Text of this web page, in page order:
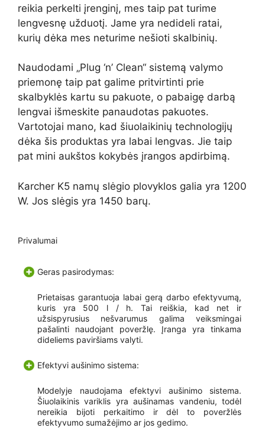
reikia perkelti įrenginį, mes taip pat turime
lengvesnę užduotį. Jame yra nedideli ratai,
kurių dėka mes neturime nešioti skalbinių.
Naudodami „Plug ‘n’ Clean“ sistemą valymo
priemonę taip pat galime pritvirtinti prie
skalbyklės kartu su pakuote, o pabaigę darbą
lengvai išmeskite panaudotas pakuotes.
Vartotojai mano, kad šiuolaikinių technologijų
dėka šis produktas yra labai lengvas. Jie taip
pat mini aukštos kokybės įrangos apdirbimą.
Karcher K5 namų slėgio plovyklos galia yra 1200
W. Jos slėgis yra 1450 barų.
Privalumai
Geras pasirodymas:
Prietaisas garantuoja labai gerą darbo efektyvumą,
kuris yra 500 l / h. Tai reiškia, kad net ir
užsispyrusius nešvarumus galima veiksmingai
pašalinti naudojant poveržlę. Įranga yra tinkama
dideliems paviršiams valyti.
Efektyvi aušinimo sistema:
Modelyje naudojama efektyvi aušinimo sistema.
Šiuolaikinis variklis yra aušinamas vandeniu, todėl
nereikia bijoti perkaitimo ir dėl to poveržlės
efektyvumo sumažėjimo ar jos gedimo.